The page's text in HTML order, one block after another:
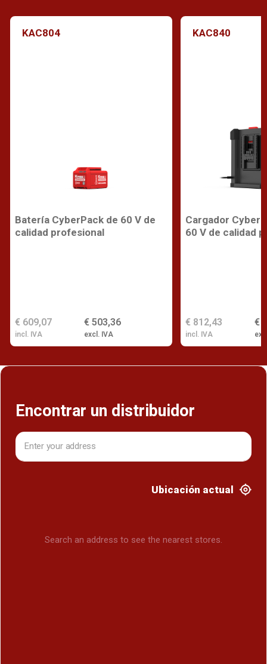
KAC804
Batería CyberPack de 60 V de
calidad profesional
€ 503,36
excl. IVA
€ 609,07
incl. IVA
KAC840
Cargador
60 V de calidad
€
€ 812,43
incl. IVA
Encontrar un distribuidor
Ubicación actual
Search an address to see the nearest stores.